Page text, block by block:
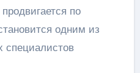
по
одним из
специалистов